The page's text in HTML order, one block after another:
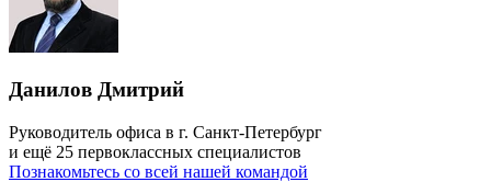
Данилов Дмитрий
Руководитель офиса в г. Санкт-Петербург
и ещё 25 первоклассных специалистов
Познакомьтесь со всей нашей командой